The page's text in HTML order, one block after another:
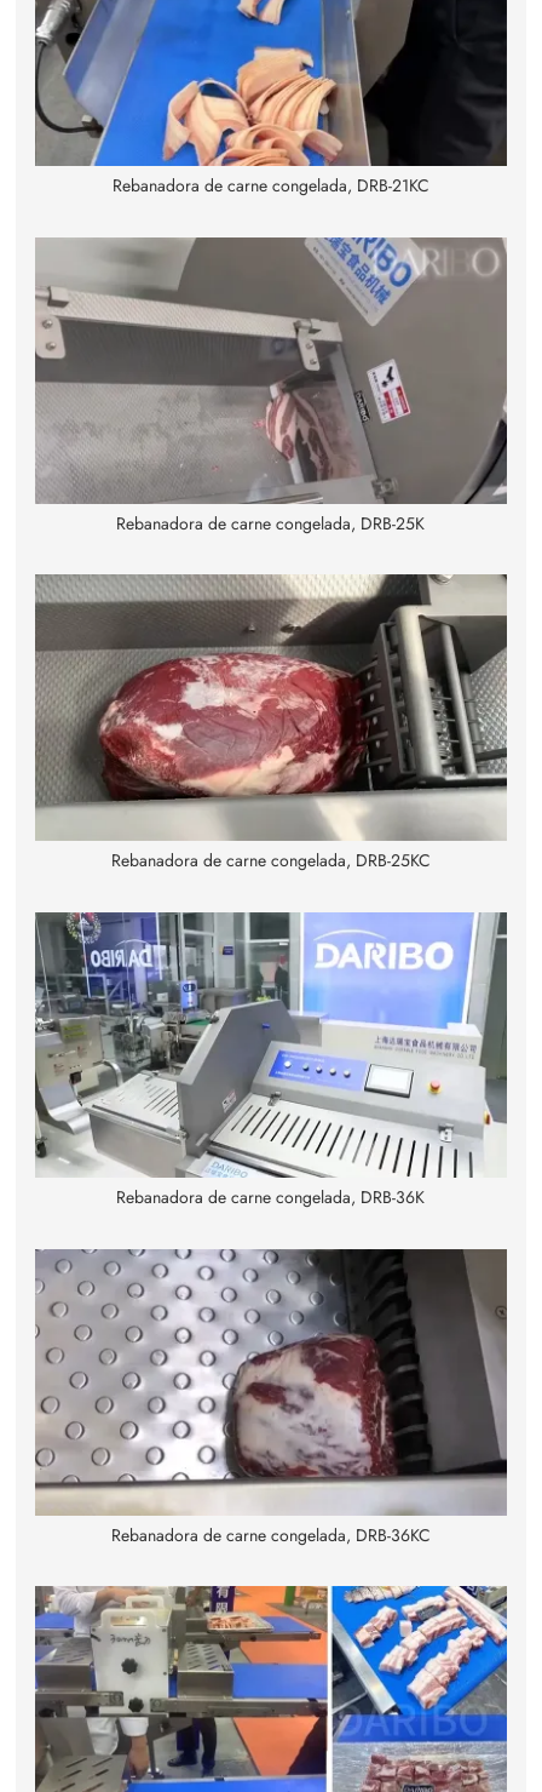
Rebanadora de carne congelada, DRB-21KC
Rebanadora de carne congelada, DRB-25K
Rebanadora de carne congelada, DRB-25KC
Rebanadora de carne congelada, DRB-36K
Rebanadora de carne congelada, DRB-36KC